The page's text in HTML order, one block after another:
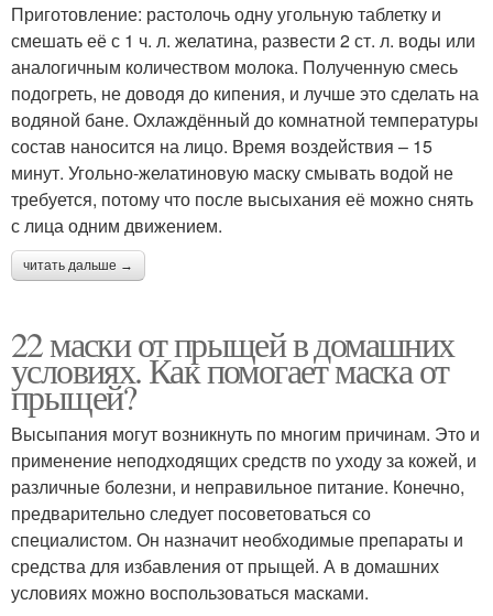
Приготовление: растолочь одну угольную таблетку и
смешать её с 1 ч. л. желатина, развести 2 ст. л. воды или
аналогичным количеством молока. Полученную смесь
подогреть, не доводя до кипения, и лучше это сделать на
водяной бане. Охлаждённый до комнатной температуры
состав наносится на лицо. Время воздействия – 15
минут. Угольно-желатиновую маску смывать водой не
требуется, потому что после высыхания её можно снять
с лица одним движением.
читать дальше →
22 маски от прыщей в домашних
условиях. Как помогает маска от
прыщей?
Высыпания могут возникнуть по многим причинам. Это и
применение неподходящих средств по уходу за кожей, и
различные болезни, и неправильное питание. Конечно,
предварительно следует посоветоваться со
специалистом. Он назначит необходимые препараты и
средства для избавления от прыщей. А в домашних
условиях можно воспользоваться масками.